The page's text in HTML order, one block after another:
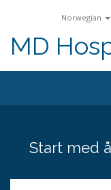
Norwegian
MD
Start med